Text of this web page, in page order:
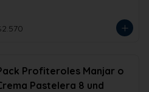
Profiteroles Manjar o
Crema Pastelera 8 und